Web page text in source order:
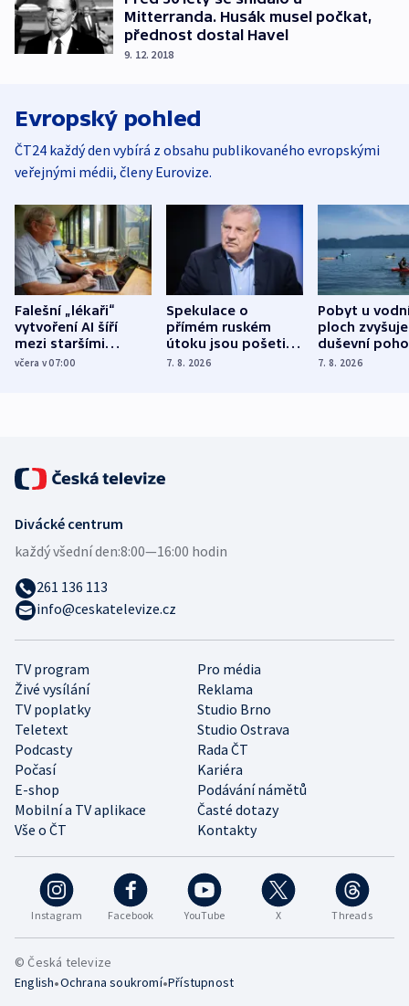
Mitterranda. Husák musel počkat,
přednost dostal Havel
9. 12. 2018
Evropský pohled
ČT24 každý den vybírá z obsahu publikovaného evropskými
veřejnými médii, členy Eurovize.
Falešní „lékaři“
vytvoření AI šíří
mezi staršími
Poláky nebezpečné
včera v 07:00
Spekulace o
přímém ruském
útoku jsou pošetilé,
míní estonský
7. 8. 2026
Pobyt u
ploch zvyšuje
duševní
ukázala
7. 8. 2026
Instagram Facebook YouTube X Threads
TV program
Pro média
Živé vysílání
Reklama
TV poplatky
Studio Brno
Teletext
Studio Ostrava
Podcasty
Rada ČT
Počasí
Kariéra
E-shop
Podávání námětů
Mobilní a TV aplikace
Časté dotazy
Vše o ČT
Kontakty
Divácké centrum
každý všední den:8:00—16:00 hodin
261 136 113
info@ceskatelevize.cz
© Česká televize
English•Ochrana soukromí•Přístupnost